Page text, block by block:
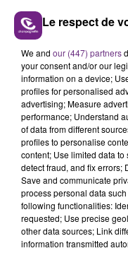
LE MAGASIN
SES PORTES
C'était l'une des
rémois. Le
fermer ses portes.
TITRES
16h47
16h47
Le respect de
We and our (447) partners
your consent and/or our
information on a device;
profiles for personalised
advertising; Measure
performance; Understand
of data from different
profiles to personalise
content; Use limited data
detect fraud, and fix errors;
Save and communicate
process personal data
following functionalities:
requested; Use precise
other data sources; Link
information transmitted